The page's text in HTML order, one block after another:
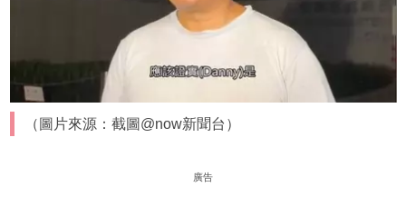
（圖片來源：截圖@now新聞台）
廣告